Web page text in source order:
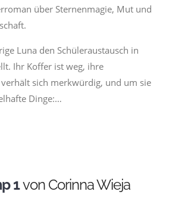
über Sternenmagie, Mut und
Luna den Schüleraustausch in
Ihr Koffer ist weg, ihre
verhält sich merkwürdig, und um sie
Dinge:…
1von Corinna Wieja